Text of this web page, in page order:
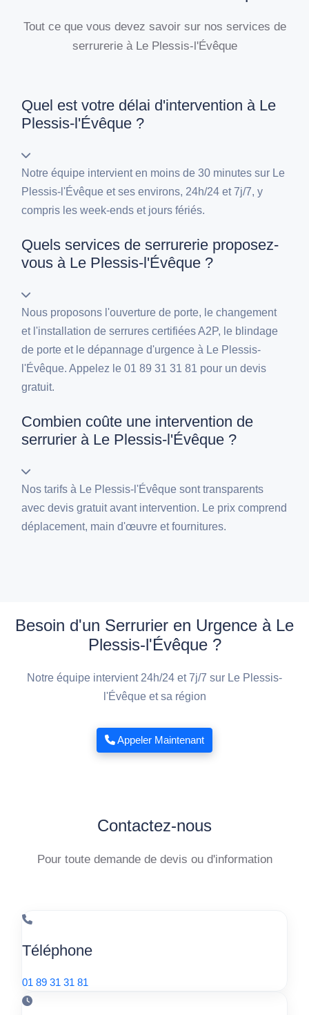
Tout ce que vous devez savoir sur nos services de
serrurerie à Le Plessis-l'Évêque
Quel est votre délai d'intervention à Le
Plessis-l'Évêque ?
Notre équipe intervient en moins de 30 minutes sur Le
Plessis-l'Évêque et ses environs, 24h/24 et 7j/7, y
compris les week-ends et jours fériés.
Quels services de serrurerie proposez-
vous à Le Plessis-l'Évêque ?
Nous proposons l'ouverture de porte, le changement
et l'installation de serrures certifiées A2P, le blindage
de porte et le dépannage d'urgence à Le Plessis-
l'Évêque. Appelez le 01 89 31 31 81 pour un devis
gratuit.
Combien coûte une intervention de
serrurier à Le Plessis-l'Évêque ?
Nos tarifs à Le Plessis-l'Évêque sont transparents
avec devis gratuit avant intervention. Le prix comprend
déplacement, main d'œuvre et fournitures.
Besoin d'un Serrurier en Urgence à Le
Plessis-l'Évêque ?
Notre équipe intervient 24h/24 et 7j/7 sur Le Plessis-
l'Évêque et sa région
Appeler Maintenant
Contactez-nous
Pour toute demande de devis ou d'information
Téléphone
01 89 31 31 81